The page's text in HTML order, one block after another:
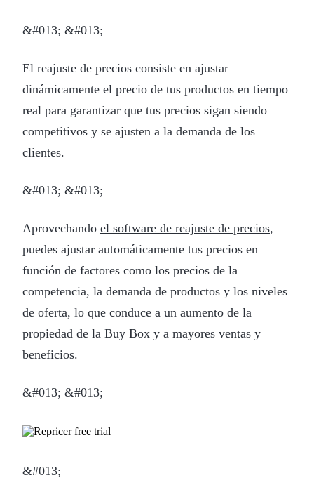
&#013; &#013;
El reajuste de precios consiste en ajustar
dinámicamente el precio de tus productos en tiempo
real para garantizar que tus precios sigan siendo
competitivos y se ajusten a la demanda de los
clientes.
&#013; &#013;
Aprovechando el software de reajuste de precios,
puedes ajustar automáticamente tus precios en
función de factores como los precios de la
competencia, la demanda de productos y los niveles
de oferta, lo que conduce a un aumento de la
propiedad de la Buy Box y a mayores ventas y
beneficios.
&#013; &#013;
&#013;